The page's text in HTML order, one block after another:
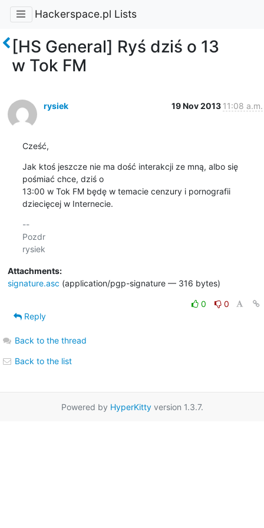
Hackerspace.pl Lists
[HS General] Ryś dziś o 13
w Tok FM
rysiek 19 Nov 2013 11:08 a.m.
Cześć,
Jak ktoś jeszcze nie ma dość interakcji ze mną, albo się
pośmiać chce, dziś o
13:00 w Tok FM będę w temacie cenzury i pornografii
dziecięcej w Internecie.
--
Pozdr
Attachments:
signature.asc (application/pgp-signature — 316 bytes)
0
0
Reply
Back to the thread
Back to the list
Powered by HyperKittyversion 1.3.7.